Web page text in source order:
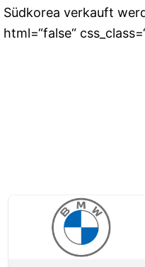
Südkorea verkauft
html=“false“